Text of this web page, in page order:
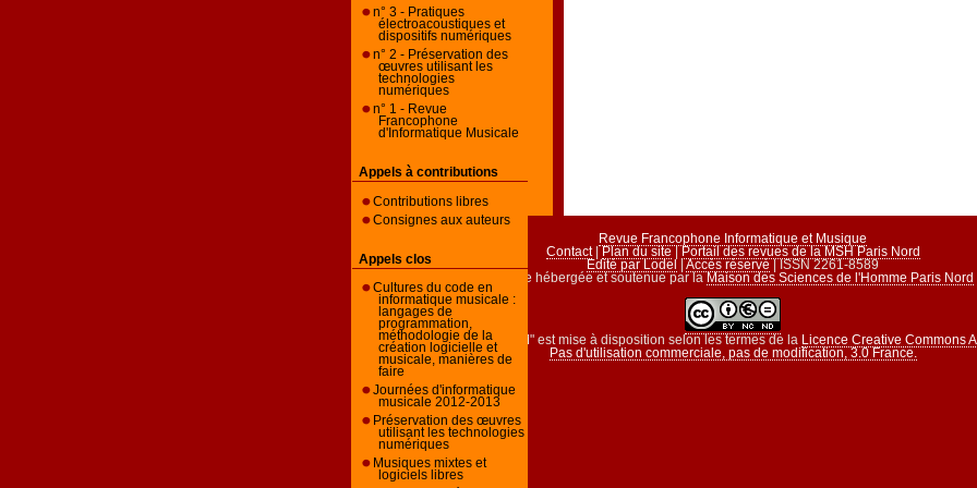
n° 3 - Pratiques
électroacoustiques et
dispositifs numériques
n° 2 - Préservation des
œuvres utilisant les
technologies
numériques
n° 1 - Revue
Francophone
d'Informatique Musicale
Appels à contributions
Contributions libres
Consignes aux auteurs
Appels clos
Cultures du code en
informatique musicale :
langages de
programmation,
méthodologie de la
création logicielle et
musicale, manières de
faire
Journées d'informatique
musicale 2012-2013
Préservation des œuvres
utilisant les technologies
numériques
Musiques mixtes et
logiciels libres
Revue Francophone Informatique et Musique
Contact
Plan du site
Portail des revues de la MSH Paris Nord
Edité par Lodel
Accès réservé | ISSN 2261-8589
Revue hébergée et soutenue par la Maison des Sciences de l'Homme Paris Nord
La revue "RFIM" est mise à disposition selon les termes de la
Licence Creative Commons
Pas d'utilisation commerciale, pas de modification, 3.0 France.